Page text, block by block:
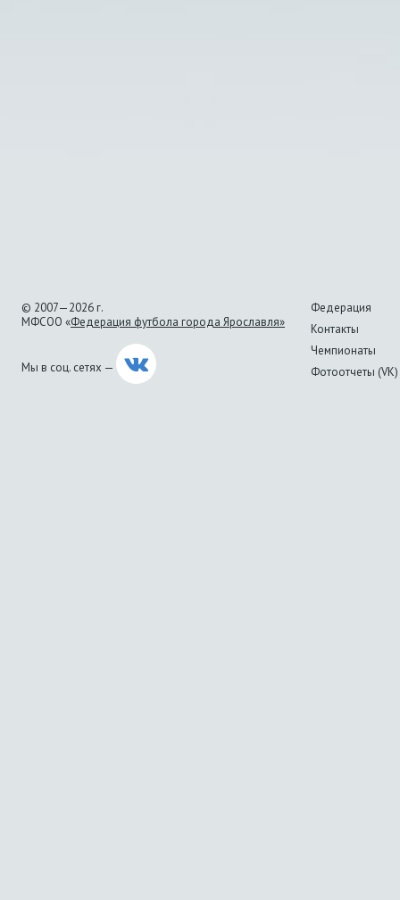
© 2007—2026 г.
МФСОО «Федерация футбола города Ярославля»
Мы в соц. сетях —
Федерация
Контакты
Чемпионаты
Фотоотчеты (VK)